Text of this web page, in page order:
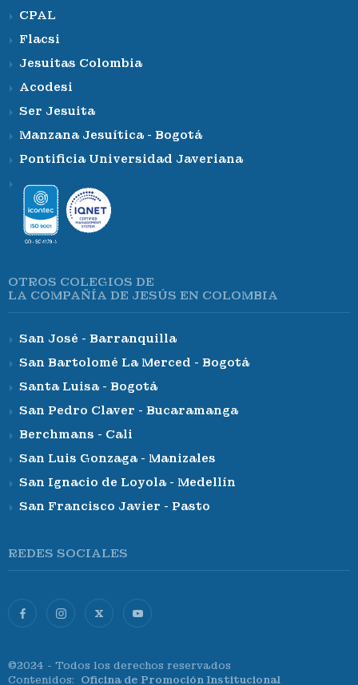
CPAL
Flacsi
Jesuitas Colombia
Acodesi
Ser Jesuita
Manzana Jesuítica - Bogotá
Pontificia Universidad Javeriana
OTROS COLEGIOS DE
LA COMPAÑÍA DE JESÚS EN COLOMBIA
San José - Barranquilla
San Bartolomé La Merced - Bogotá
Santa Luisa - Bogotá
San Pedro Claver - Bucaramanga
Berchmans - Cali
San Luis Gonzaga - Manizales
San Ignacio de Loyola - Medellín
San Francisco Javier - Pasto
REDES SOCIALES
X
©2024 - Todos los derechos reservados
Contenidos: Oficina de Promoción Institucional